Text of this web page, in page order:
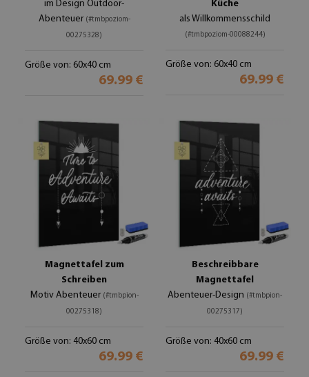
im Design Outdoor-
Abenteuer (#tmbpoziom-
00275328)
Größe von: 60x40 cm
69.99 €
Küche
als Willkommensschild
(#tmbpoziom-00088244)
Größe von: 60x40 cm
69.99 €
Magnettafel zum
Schreiben
Motiv Abenteuer (#tmbpion-
00275318)
Größe von: 40x60 cm
69.99 €
Beschreibbare
Magnettafel
Abenteuer-Design (#tmbpion-
00275317)
Größe von: 40x60 cm
69.99 €